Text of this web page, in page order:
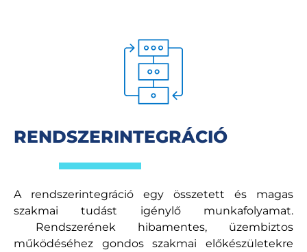
RENDSZERINTEGRÁCIÓ
A rendszerintegráció egy összetett és magas
szakmai tudást igénylő munkafolyamat.
Rendszerének hibamentes, üzembiztos
működéséhez gondos szakmai előkészületekre